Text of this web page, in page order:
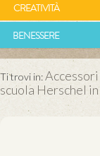
CREATIVITÀ
BENESSERE
Ti trovi in:Accessori
scuola Herschel